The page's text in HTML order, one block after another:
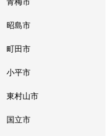
昭島市
町田市
小平市
東村山市
国立市